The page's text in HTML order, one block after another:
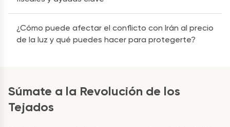
¿Cómo puede afectar el conflicto con Irán al precio
de la luz y qué puedes hacer para protegerte?
Súmate a la Revolución de los
Tejados